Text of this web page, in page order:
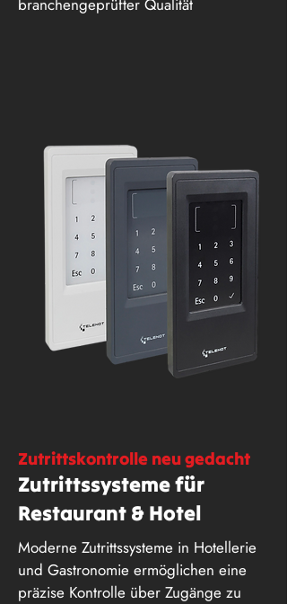
branchengeprüfter Qualität
Zutrittskontrolle neu gedacht
Zutrittssysteme für
Restaurant & Hotel
Moderne Zutrittssysteme in Hotellerie
und Gastronomie ermöglichen eine
präzise Kontrolle über Zugänge zu